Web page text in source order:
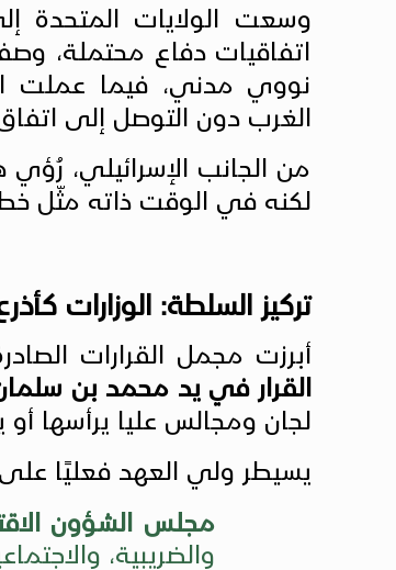
وسعت الولايات المتحدة
اتفاقيات دفاع محتملة،
نووي مدني، فيما عملت
الغرب دون التوصل إلى
من الجانب الإسرائيلي،
لكنه في الوقت ذاته مثّل
تركيز السلطة: الوزارات
أبرزت مجمل القرارات
القرار في يد محمد بن
لجان ومجالس عليا يرأسها
يسيطر ولي العهد فعليًا
مجلس الشؤون
والضريبية،